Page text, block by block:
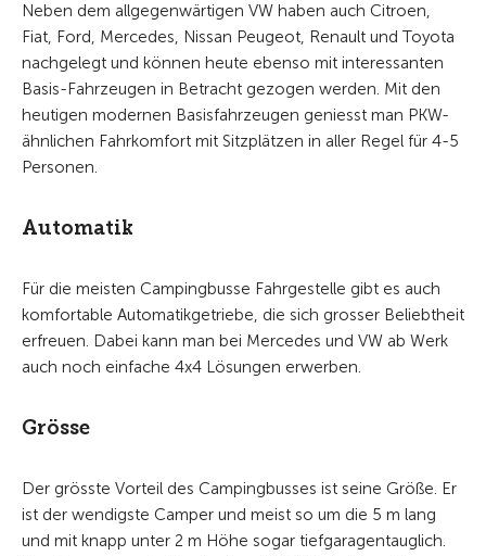
Neben dem allgegenwärtigen VW haben auch Citroen,
Fiat, Ford, Mercedes, Nissan Peugeot, Renault und Toyota
nachgelegt und können heute ebenso mit interessanten
Basis-Fahrzeugen in Betracht gezogen werden. Mit den
heutigen modernen Basisfahrzeugen geniesst man PKW-
ähnlichen Fahrkomfort mit Sitzplätzen in aller Regel für 4-5
Personen.
Automatik
Für die meisten Campingbusse Fahrgestelle gibt es auch
komfortable Automatikgetriebe, die sich grosser Beliebtheit
erfreuen. Dabei kann man bei Mercedes und VW ab Werk
auch noch einfache 4x4 Lösungen erwerben.
Grösse
Der grösste Vorteil des Campingbusses ist seine Größe. Er
ist der wendigste Camper und meist so um die 5 m lang
und mit knapp unter 2 m Höhe sogar tiefgaragentauglich.